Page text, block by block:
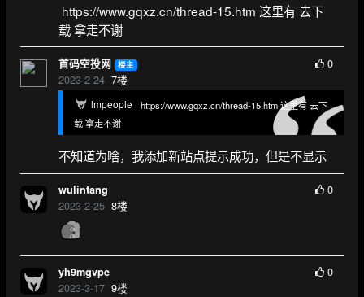
https://www.gqxz.cn/thread-15.htm 这里有 去下
载 拿走不谢
首码空投网 楼主
2023-2-24 7楼
0
lmpeople
https://www.gqxz.cn/thread-15.htm 这里有 去下
载 拿走不谢
不知道为啥，我添加新站点提示成功，但是不显示
wulintang
2023-2-25 8楼
0
yh9mgvpe
2023-3-17 9楼
0